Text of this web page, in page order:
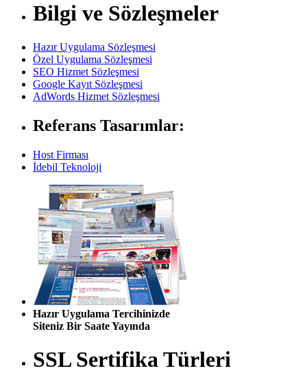
Bilgi ve Sözleşmeler
Hazır Uygulama Sözleşmesi
Özel Uygulama Sözleşmesi
SEO Hizmet Sözleşmesi
Google Kayıt Sözleşmesi
AdWords Hizmet Sözleşmesi
Referans Tasarımlar:
Host Firması
İdebil Teknoloji
Hazır Uygulama Tercihinizde
Siteniz Bir Saate Yayında
SSL Sertifika Türleri